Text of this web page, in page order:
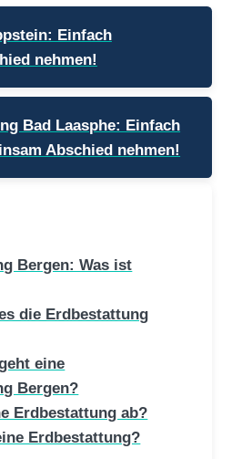
Einfach
nehmen!
Bad Laasphe: Einfach
Abschied nehmen!
Bergen: Was ist
die Erdbestattung
eine
Bergen?
Erdbestattung ab?
Erdbestattung?